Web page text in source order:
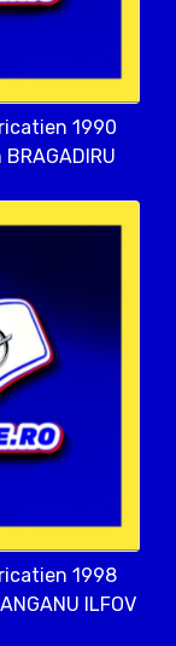
1990
1998
ILFOV